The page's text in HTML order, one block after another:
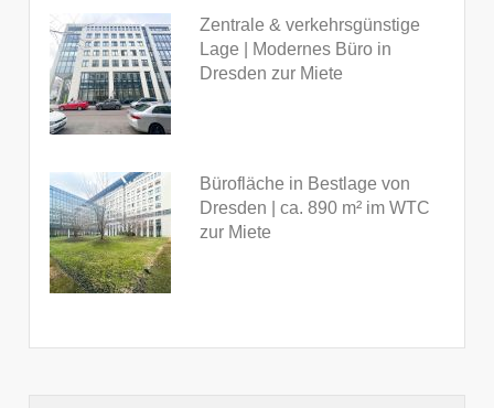
Zentrale & verkehrsgünstige
Lage | Modernes Büro in
Dresden zur Miete
Bürofläche in Bestlage von
Dresden | ca. 890 m² im WTC
zur Miete